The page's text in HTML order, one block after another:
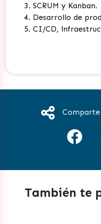
SCRUM y Kanban.
Desarrollo de
CI/CD,
También te